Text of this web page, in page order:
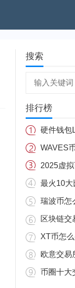
搜索
排行榜
2025虚
XT币怎
欧意交易